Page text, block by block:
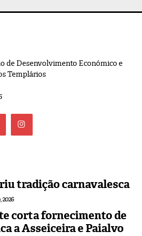
de Desenvolvimento Económico e
Templários
tradição carnavalesca
2026
corta fornecimento de
a Asseiceira e Paialvo